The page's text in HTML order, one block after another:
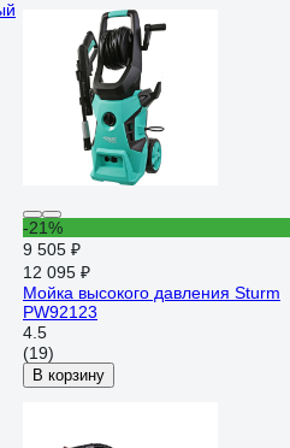
-21%
9 505 ₽
12 095 ₽
Мойка высокого давления Sturm
PW92123
4.5
(19)
В корзину